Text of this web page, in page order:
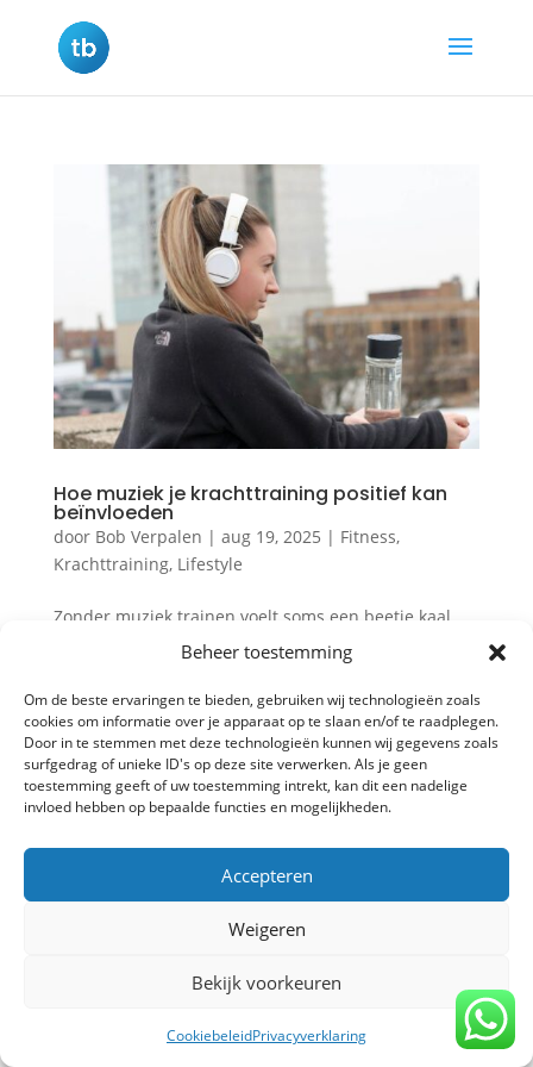
Beheer toestemming
Om de beste ervaringen te bieden, gebruiken wij technologieën zoals
cookies om informatie over je apparaat op te slaan en/of te raadplegen.
Door in te stemmen met deze technologieën kunnen wij gegevens zoals
surfgedrag of unieke ID's op deze site verwerken. Als je geen
toestemming geeft of uw toestemming intrekt, kan dit een nadelige
invloed hebben op bepaalde functies en mogelijkheden.
Accepteren
Weigeren
Bekijk voorkeuren
CookiebeleidPrivacyverklaring
Hoe muziek je krachttraining positief kan
beïnvloeden
door Bob Verpalen | aug 19, 2025 | Fitness,
Krachttraining, Lifestyle
Zonder muziek trainen voelt soms een beetje kaal.
Maar wist je dat de juiste beats niet alleen
motiverend werken, maar ook echt je prestaties
kunnen verbeteren? Van meer focus tot harder
doorzetten: muziek heeft een verrassend grote
invloed op je krachttraining. 🎧...
Privacy verklaring-Algemene voorwaarden-
Copyright TrainBeter 2025 |Website design by
BeatsbySV